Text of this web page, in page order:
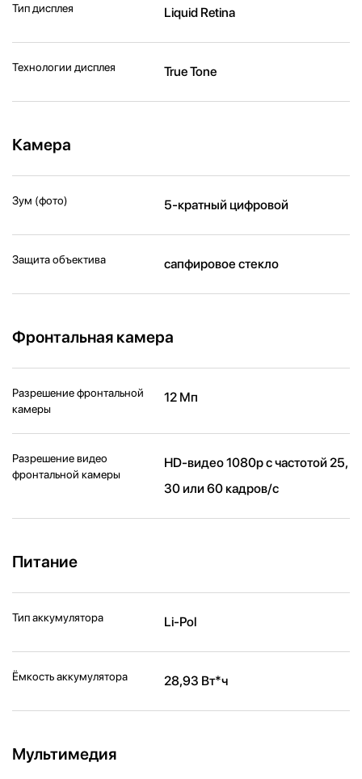
Тип дисплея Liquid Retina
Технологии дисплея True Tone
Камера
Зум (фото) 5-кратный цифровой
Защита объектива сапфировое стекло
Фронтальная камера
Разрешение фронтальной
камеры
12 Мп
Разрешение видео
фронтальной камеры
HD-видео 1080p с частотой 25,
30 или 60 кадров/ с
Питание
Тип аккумулятора Li-Pol
Ёмкость аккумулятора 28,93 Вт*ч
Мультимедия